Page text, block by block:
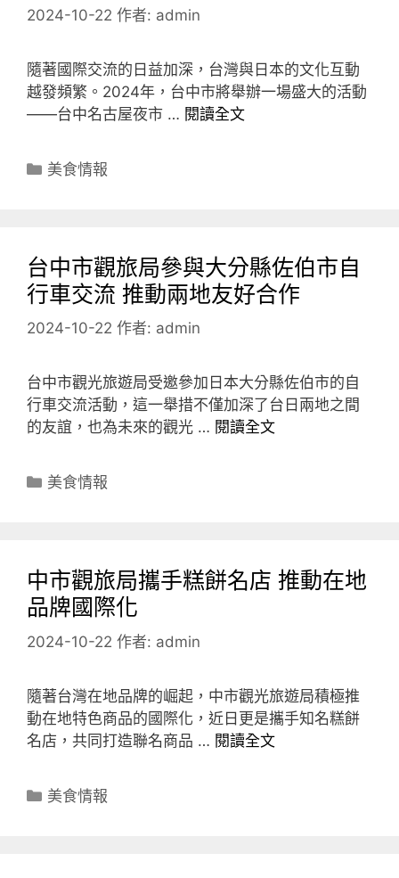
2024-10-22 作者: admin
隨著國際交流的日益加深，台灣與日本的文化互動
越發頻繁。2024年，台中市將舉辦一場盛大的活動
——台中名古屋夜市 … 閱讀全文
分
美食情報
台中市觀旅局參與大分縣佐伯市自
行車交流 推動兩地友好合作
2024-10-22 作者: admin
台中市觀光旅遊局受邀參加日本大分縣佐伯市的自
行車交流活動，這一舉措不僅加深了台日兩地之間
的友誼，也為未來的觀光 … 閱讀全文
分
美食情報
中市觀旅局攜手糕餅名店 推動在地
品牌國際化
2024-10-22 作者: admin
隨著台灣在地品牌的崛起，中市觀光旅遊局積極推
動在地特色商品的國際化，近日更是攜手知名糕餅
名店，共同打造聯名商品 … 閱讀全文
分
美食情報